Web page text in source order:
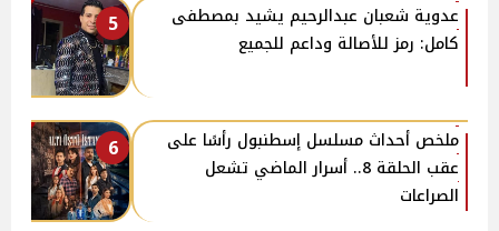
5
عدوية شعبان عبدالرحيم يشيد بمصطفى
كامل: رمز للأصالة وداعم للجميع
6
ملخص أحداث مسلسل إسطنبول رأسًا على
عقب الحلقة 8.. أسرار الماضي تشعل
الصراعات